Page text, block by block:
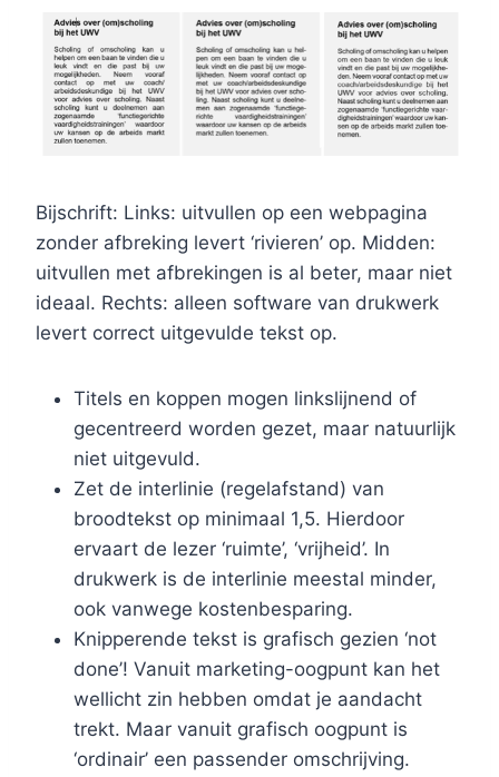
Bijschrift: Links: uitvullen op een webpagina
zonder afbreking levert ‘rivieren’ op. Midden:
uitvullen met afbrekingen is al beter, maar niet
ideaal. Rechts: alleen software van drukwerk
levert correct uitgevulde tekst op.
Titels en koppen mogen linkslijnend of
gecentreerd worden gezet, maar natuurlijk
niet uitgevuld.
Zet de interlinie (regelafstand) van
broodtekst op minimaal 1,5. Hierdoor
ervaart de lezer ‘ruimte’, ‘vrijheid’. In
drukwerk is de interlinie meestal minder,
ook vanwege kostenbesparing.
Knipperende tekst is grafisch gezien ‘not
done’! Vanuit marketing-oogpunt kan het
wellicht zin hebben omdat je aandacht
trekt. Maar vanuit grafisch oogpunt is
‘ordinair’ een passender omschrijving.